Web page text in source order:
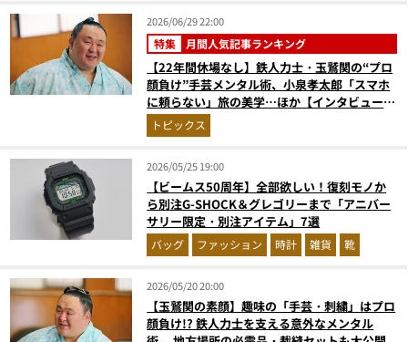
2026/06/29 22:00
特集 月間人気記事ランキング
【22年間休場なし】鉄人力士・玉鷲関の“プロ
顔負け”手芸メンタル術、小泉孝太郎「スマホ
に頼らない」旅の美学…ほか【インタビューの
人気記事ランキングベスト3】（2026年5月
版）
トピックス
2026/05/25 19:00
【ビームス50周年】全部欲しい！復刻モノか
ら別注G-SHOCK＆グレゴリーまで「アニバー
サリー限定・別注アイテム」7選
バッグ ファッション 時計 雑貨 靴
2026/05/20 20:00
【玉鷲関の素顔】趣味の「手芸・刺繍」はプロ
顔負け!? 鉄人力士を支える意外なメンタル